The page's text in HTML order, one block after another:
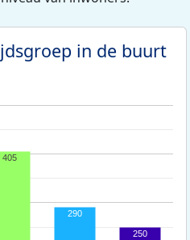
in de buurt
405
290
250